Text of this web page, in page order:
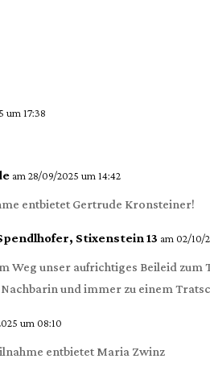
um 17:38
am 28/09/2025 um 14:42
entbietet Gertrude Kronsteiner!
Stixenstein 13 am 02/10/
Weg unser aufrichtiges Beileid zum
und immer zu einem
um 08:10
entbietet Maria Zwinz